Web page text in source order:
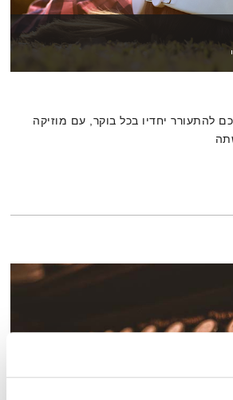
להתעורר יחדיו בכל בוקר, עם מוזיקה